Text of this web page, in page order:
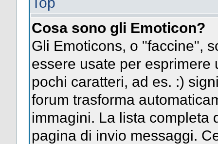
Cosa sono gli Emoticon?
Gli Emoticons, o "faccine",
essere usate per
pochi caratteri, ad es. :)
forum trasforma
immagini. La lista completa
pagina di invio messaggi.